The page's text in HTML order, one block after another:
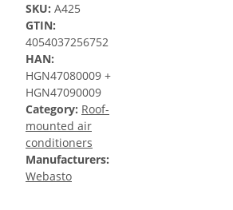
SKU: A425
GTIN:
4054037256752
HAN:
HGN47080009 +
HGN47090009
Category: Roof-
mounted air
conditioners
Manufacturers:
Webasto